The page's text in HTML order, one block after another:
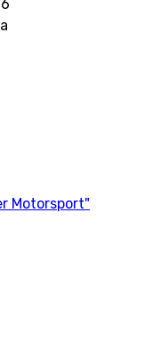
Motorsport"